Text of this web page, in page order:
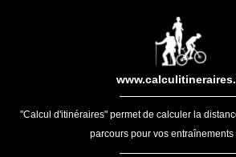
"Calcul d'itinéraires" permet de calculer la
parcours pour vos entraînements